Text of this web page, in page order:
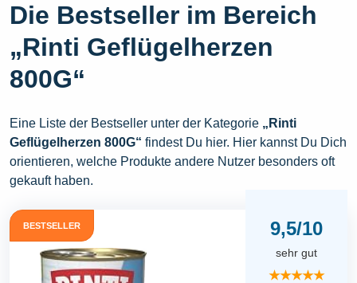
Die Bestseller im Bereich
„Rinti Geflügelherzen
800G“
Eine Liste der Bestseller unter der Kategorie „Rinti
Geflügelherzen 800G“ findest Du hier. Hier kannst Du Dich
orientieren, welche Produkte andere Nutzer besonders oft
gekauft haben.
BESTSELLER 9,5/10
sehr gut
★★★★★